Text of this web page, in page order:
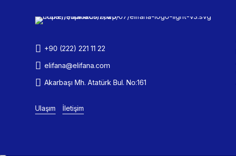
+90 (222) 221 11 22
elifana@elifana.com
Akarbaşı Mh. Atatürk Bul. No:161
Ulaşım İletişim